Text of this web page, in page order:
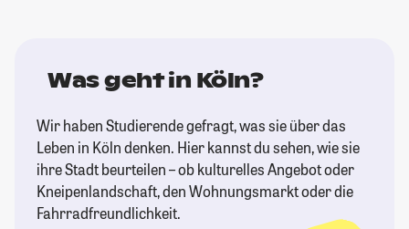
Was geht in Köln?
Wir haben Studierende gefragt, was sie über das
Leben in Köln denken. Hier kannst du sehen, wie sie
ihre Stadt beurteilen – ob kulturelles Angebot oder
Kneipenlandschaft, den Wohnungsmarkt oder die
Fahrradfreundlichkeit.